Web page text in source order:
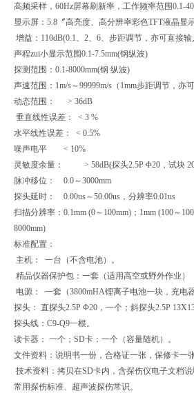
高频采样，60Hz屏幕刷新率，工作频率范围0.1-
显示屏：5.8〞高亮度、高分辨率彩色TFT液晶显
增益：110dB(0.1、2、6、步距调节，亦可直接
声程zui小显示范围0.1-7.5mm(钢纵波)
探测范围：0.1-8000mm(钢 纵波)
声速范围：1m/s～99999m/s（1mm步距调节，亦
动态范围： > 36dB
垂直线性误差： < 3 %
水平线性误差： < 0.5%
噪声电平 < 10%
灵敏度余量： > 58dB(探头2.5P Φ20，试块
脉冲移位： 0.0～3000mm
探头延时： 0.00us～50.00us，分辨率0.01us
扫描分辨率：0.1mm (0～100mm)；1mm (100～
8000mm)
标准配置：
主机： 一台（不含电池）。
精品仪器保护包：一套（适用高空或野外作业）
电源： 一套（3800mHA锂离子电池一块，充电
探头： 直探头2.5P Φ20，一个；斜探头2.5P
探头线：C9-Q9一根。
读卡器： 一个；SD卡：一个（容量随机）。
文件资料：说明书一份，合格证一张，保修卡一
技术资料：拷贝在SD卡内，含探伤仪电子文档说
常用探伤标准、超声波探伤常识。